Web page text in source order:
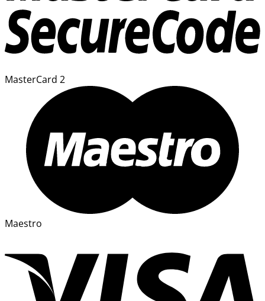
MasterCard 2
Maestro